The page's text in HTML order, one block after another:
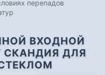
перепадов
ВХОДНОЙ
СКАНДИЯ ДЛЯ